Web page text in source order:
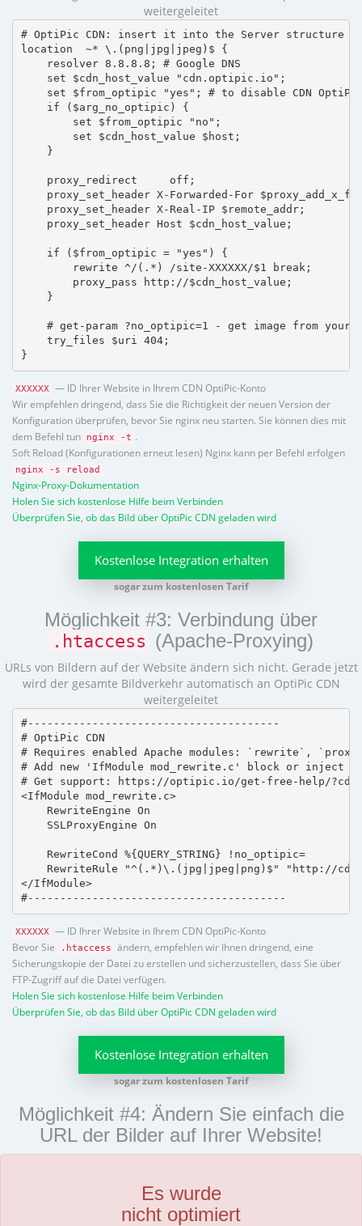
weitergeleitet
# OptiPic CDN: insert it into the Server structure
location  ~* \.(png|jpg|jpeg)$ {
    resolver 8.8.8.8; # Google DNS
    set $cdn_host_value "cdn.optipic.io";
set $from_optipic "yes"; # to disable CDN
    if ($arg_no_optipic) {
        set $from_optipic "no";
        set $cdn_host_value $host;
    }
    proxy_redirect     off;
proxy_set_header X-Forwarded-For
    proxy_set_header X-Real-IP $remote_addr;
    proxy_set_header Host $cdn_host_value;
    if ($from_optipic = "yes") {
        rewrite ^/(.*) /site-XXXXXX/$1 break;
        proxy_pass http://$cdn_host_value;
    }
# get-param ?no_optipic=1 - get image from your
    try_files $uri 404;
}
XXXXXX
— ID Ihrer Website in Ihrem CDN OptiPic-Konto
Wir empfehlen dringend, dass Sie die Richtigkeit der neuen Version der
Konfiguration überprüfen, bevor Sie nginx neu starten. Sie können dies mit
dem Befehl tun
nginx -t .
Soft Reload (Konfigurationen erneut lesen) Nginx kann per Befehl erfolgen
nginx -s reload
Nginx-Proxy-Dokumentation
Holen Sie sich kostenlose Hilfe beim Verbinden
Überprüfen Sie, ob das Bild über OptiPic CDN geladen wird
Kostenlose Integration erhalten
sogar zum kostenlosen Tarif
Möglichkeit #3: Verbindung über
.htaccess (Apache-Proxying)
URLs von Bildern auf der Website ändern sich nicht. Gerade jetzt
wird der gesamte Bildverkehr automatisch an OptiPic CDN
weitergeleitet
#---------------------------------------
# OptiPic CDN
# Requires enabled Apache modules: `rewrite`,
# Add new 'IfModule mod_rewrite.c' block or inject
# Get support: https://optipic.io/get-free-help/
<IfModule mod_rewrite.c>
    RewriteEngine On
    SSLProxyEngine On
    RewriteCond %{QUERY_STRING} !no_optipic=
RewriteRule "^(.*)\.(jpg|jpeg|png)$" "http://
</IfModule>
#----------------------------------------
XXXXXX
— ID Ihrer Website in Ihrem CDN OptiPic-Konto
Bevor Sie
.htaccess
ändern, empfehlen wir Ihnen dringend, eine
Sicherungskopie der Datei zu erstellen und sicherzustellen, dass Sie über
FTP-Zugriff auf die Datei verfügen.
Holen Sie sich kostenlose Hilfe beim Verbinden
Überprüfen Sie, ob das Bild über OptiPic CDN geladen wird
Kostenlose Integration erhalten
sogar zum kostenlosen Tarif
Möglichkeit #4: Ändern Sie einfach die
URL der Bilder auf Ihrer Website!
Es wurde
nicht optimiert